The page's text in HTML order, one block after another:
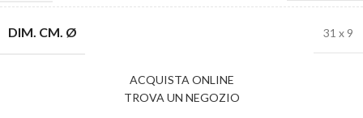
DIM. CM. Ø 31 x 9
ACQUISTA ONLINE
TROVA UN NEGOZIO